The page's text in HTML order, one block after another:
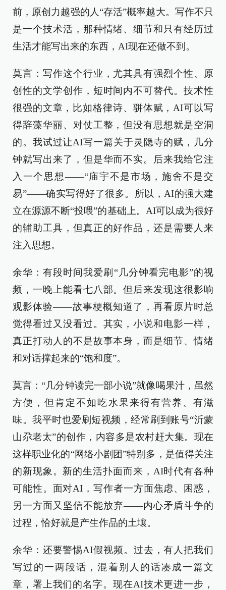
前，原创力越强的人“存活”概率越大。写作不只
是一个技术活，那种情绪、细节和只有经历过
生活才能写出来的东西，AI现在还做不到。
莫言：写作这个行业，尤其具有强烈个性、原
创性的文学创作，短时间内不可替代。技术性
很强的文章，比如格律诗、骈体赋，AI可以写
得辞藻华丽、对仗工整，但没有思想就是空洞
的。我试过让AI写一篇关于灵隐寺的赋，几分
钟就写出来了，但是华而不实。后来我给它注
入一个思想——“庙宇不是市场，施舍不是交
易”——确实写得好了很多。所以，AI的强大建
立在源源不断“投喂”的基础上。AI可以成为很好
的辅助工具，但真正的好作品，还是需要人来
注入思想。
余华：有段时间我爱刷“几分钟看完电影”的视
频，一晚上能看七八部。但后来发现这很影响
观影体验——故事梗概知道了，再看原片时总
觉得看过又没看过。其实，小说和电影一样，
真正打动人的不是故事本身，而是细节、情绪
和对话撑起来的“饱和度”。
莫言：“几分钟读完一部小说”就像喝果汁，虽然
方便，但肯定不如吃水果来得有营养、有滋
味。我平时也爱刷短视频，经常刷到账号“沂蒙
山尕老太”的创作，内容多是农村赶大集。现在
这样职业化的“网络小剧团”特别多，是值得关注
的新现象。新的生活扑面而来，AI时代有各种
可能性。面对AI，写作者一方面焦虑、困惑，
另一方面又坚信不能放弃——内心矛盾斗争的
过程，恰好就是产生作品的土壤。
余华：还要警惕AI假视频。过去，有人把我们
写过的一两段话，混着别人的话凑成一篇文
章，署上我们的名字。现在AI技术更进一步，